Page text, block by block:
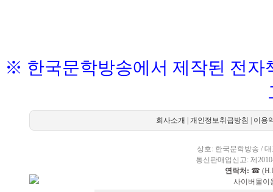
※ 한국문학방송에서 제작된 전자
회사소개 개인정보취급방침 이용
상호: 한국문학방송 /
통신판매업신고: 제
연락처: ☎
사이버몰이